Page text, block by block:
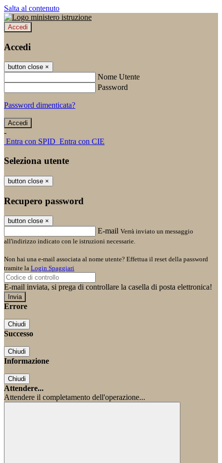
Salta al contenuto
Accedi
Accedi
button close ×
Nome Utente
Password
Password dimenticata?
-
Entra con SPID Entra con CIE
Seleziona utente
button close ×
Recupero password
button close ×
E-mail Verrà inviato un messaggio
all'indirizzo indicato con le istruzioni necessarie.
Non hai una e-mail associata al nome utente? Effettua il reset della password
tramite la Login Spaggiari
E-mail inviata, si prega di controllare la casella di posta elettronica!
Errore
Chiudi
Successo
Chiudi
Informazione
Chiudi
Attendere...
Attendere il completamento dell'operazione...